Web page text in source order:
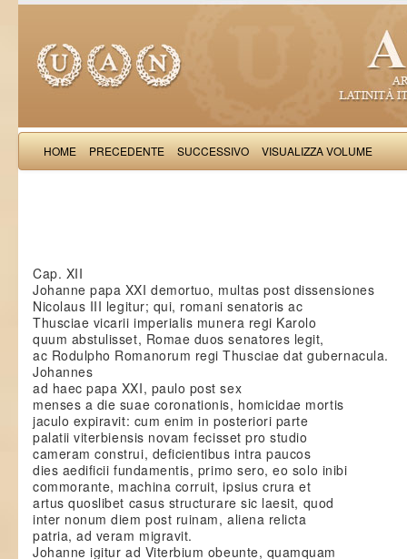
HOME PRECEDENTE SUCCESSIVO VISUALIZZA VOLUME
Cap. XII
Johanne papa XXI demortuo, multas post dissensiones
Nicolaus III legitur; qui, romani senatoris ac
Thusciae vicarii imperialis munera regi Karolo
quum abstulisset, Romae duos senatores legit,
ac Rodulpho Romanorum regi Thusciae dat gubernacula.
Johannes
ad haec papa XXI, paulo post sex
menses a die suae coronationis, homicidae mortis
jaculo expiravit: cum enim in posteriori parte
palatii viterbiensis novam fecisset pro studio
cameram construi, deficientibus intra paucos
dies aedificii fundamentis, primo sero, eo solo inibi
commorante, machina corruit, ipsius crura et
artus quoslibet casus structurare sic laesit, quod
inter nonum diem post ruinam, aliena relicta
patria, ad veram migravit.
Johanne igitur ad Viterbium obeunte, quamquam